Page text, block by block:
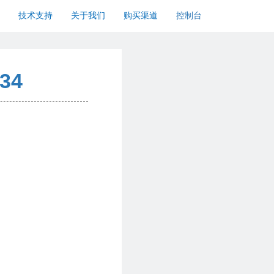
技术支持 关于我们 购买渠道 控制台